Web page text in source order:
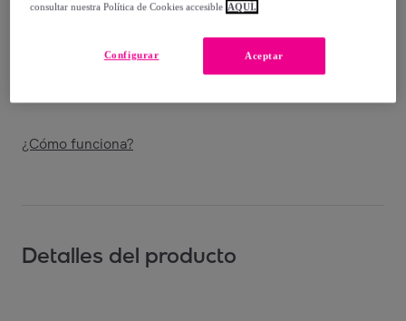
Entrega
Entrega desde5,95 €
¿Cómo funciona?
Detalles del producto
consultar nuestra Política de Cookies accesible AQUÍ.
Aceptar
Configurar